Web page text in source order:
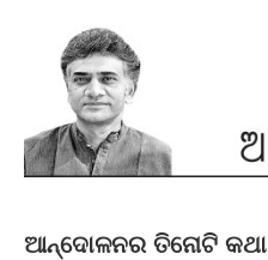
ଆନ୍ଦୋଳନର ତିନୋଟି କଥା